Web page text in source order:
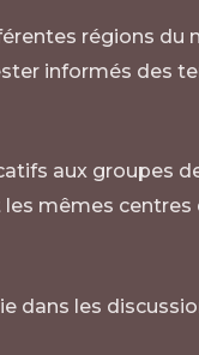
régions
informés des
aux groupes
mêmes centres
dans les